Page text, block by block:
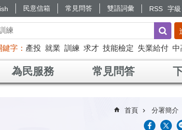
民意信箱 常見問答 雙語詞彙 RSS 字級
鍵字 產投 就業 訓練 求才 技能檢定 失業給付 中
為民服務 常見問答
首頁 分署簡介